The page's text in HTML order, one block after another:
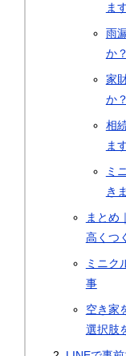
ま
雨
か？
家
か？
相
ま
ミ
き
まとめ
高くつ
ミニク
事
空き家
選択肢